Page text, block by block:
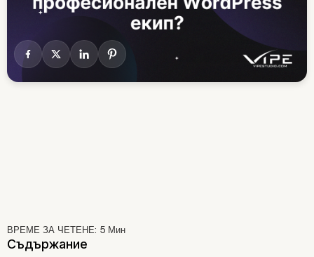
ВРЕМЕ ЗА ЧЕТЕНЕ: 5 Мин
Съдържание